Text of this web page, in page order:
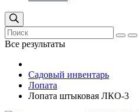
Все результаты
Садовый инвентарь
Лопата
Лопата штыковая ЛКО-3